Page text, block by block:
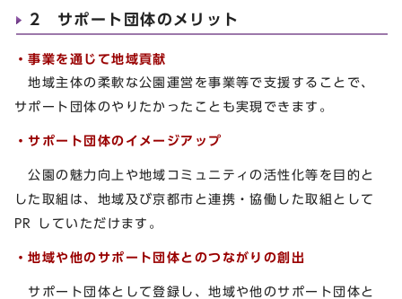
2 サポート団体のメリット
・事業を通じて地域貢献
地域主体の柔軟な公園運営を事業等で支援することで、
サポート団体のやりたかったことも実現できます。
・サポート団体のイメージアップ
公園の魅力向上や地域コミュニティの活性化等を目的と
した取組は、地域及び京都市と連携・協働した取組として
PR していただけます。
・地域や他のサポート団体とのつながりの創出
サポート団体として登録し、地域や他のサポート団体と